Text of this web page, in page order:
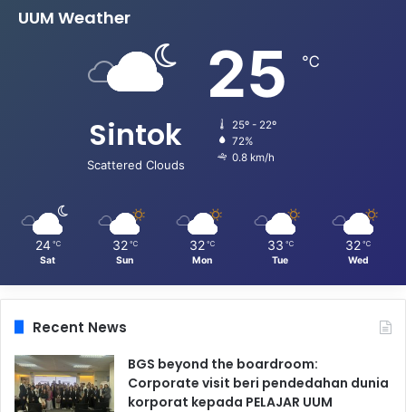
UUM Weather
Sintok
Scattered Clouds
25 ℃
25º - 22º
72%
0.8 km/h
24 ℃
Sat
32 ℃
Sun
32 ℃
Mon
33 ℃
Tue
32 ℃
Wed
Recent News
BGS beyond the boardroom:
Corporate visit beri pendedahan dunia
korporat kepada PELAJAR UUM